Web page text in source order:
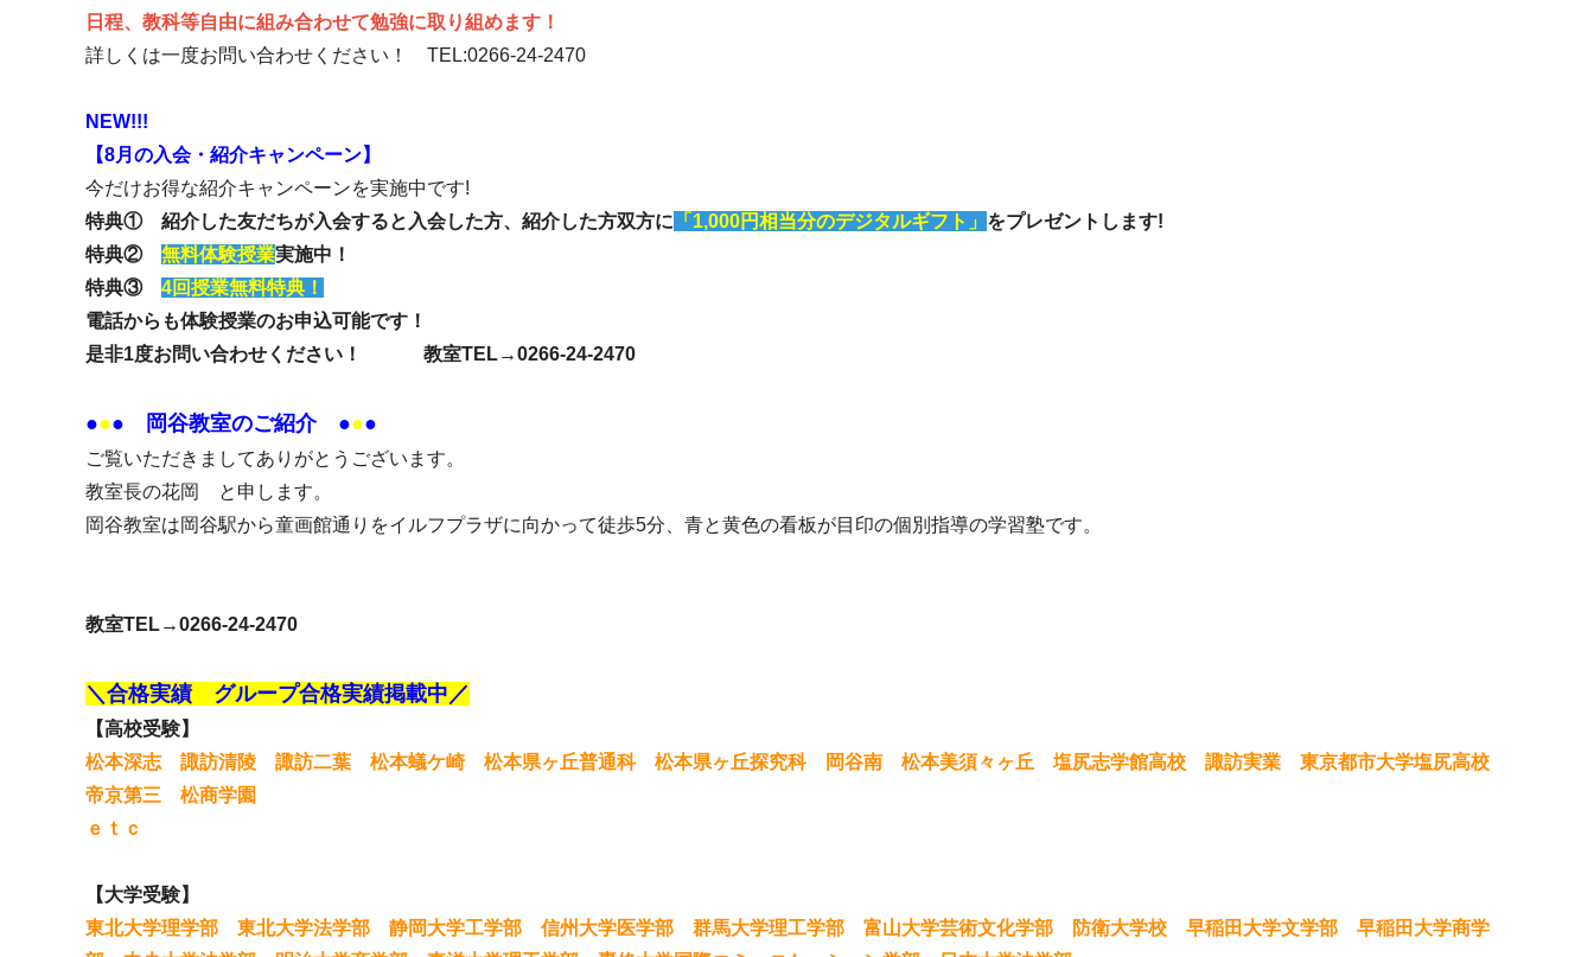
日程、教科等自由に組み合わせて勉強に取り組めます！
詳しくは一度お問い合わせください！ TEL:0266-24-2470
NEW!!!
【8月の入会・紹介キャンペーン】
今だけお得な紹介キャンペーンを実施中です!
特典① 紹介した友だちが入会すると入会した方、紹介した方双方に 「1,000円相当分のデジタルギフト」 をプレゼントします!
特典② 無料体験授業実施中！
特典③ 4回授業無料特典！
電話からも体験授業のお申込可能です！
是非1度お問い合わせください！ 教室TEL→0266-24-2470
●●● 岡谷教室のご紹介●●●
ご覧いただきましてありがとうございます。
教室長の花岡 と申します。
岡谷教室は岡谷駅から童画館通りをイルフプラザに向かって徒歩5分、青と黄色の看板が目印の個別指導の学習塾です。
教室TEL→0266-24-2470
＼合格実績 グループ合格実績掲載中／
【高校受験】
松本深志 諏訪清陵 諏訪二葉 松本蟻ケ崎 松本県ヶ丘普通科 松本県ヶ丘探究科 岡谷南 松本美須々ヶ丘 塩尻志学館高校 諏訪実業 東京都市大学塩尻高校
帝京第三 松商学園
ｅｔｃ
【大学受験】
東北大学理学部 東北大学法学部 静岡大学工学部 信州大学医学部 群馬大学理工学部 富山大学芸術文化学部 防衛大学校 早稲田大学文学部 早稲田大学商学